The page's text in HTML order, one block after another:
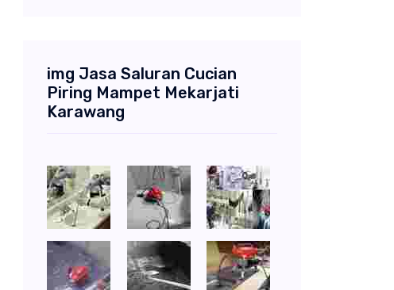
img Jasa Saluran Cucian
Piring Mampet Mekarjati
Karawang